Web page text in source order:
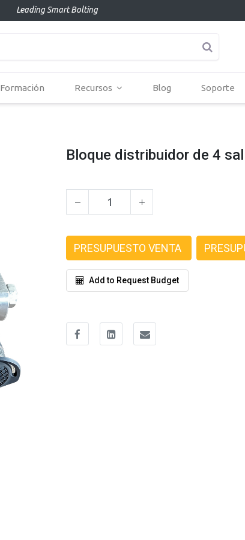
Leading Smart Bolting
Formación Recursos Blog Soporte
Bloque distribuidor de 4
PRESUPUESTO VENTA
Add to Request Budget